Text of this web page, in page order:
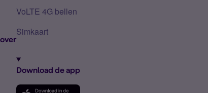
VoLTE 4G bellen
Simkaart
Download de app